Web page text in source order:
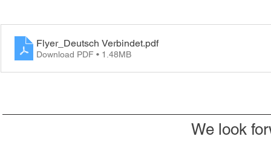
Flyer_Deutsch Verbindet.pdf
Download PDF • 1.48MB
We look